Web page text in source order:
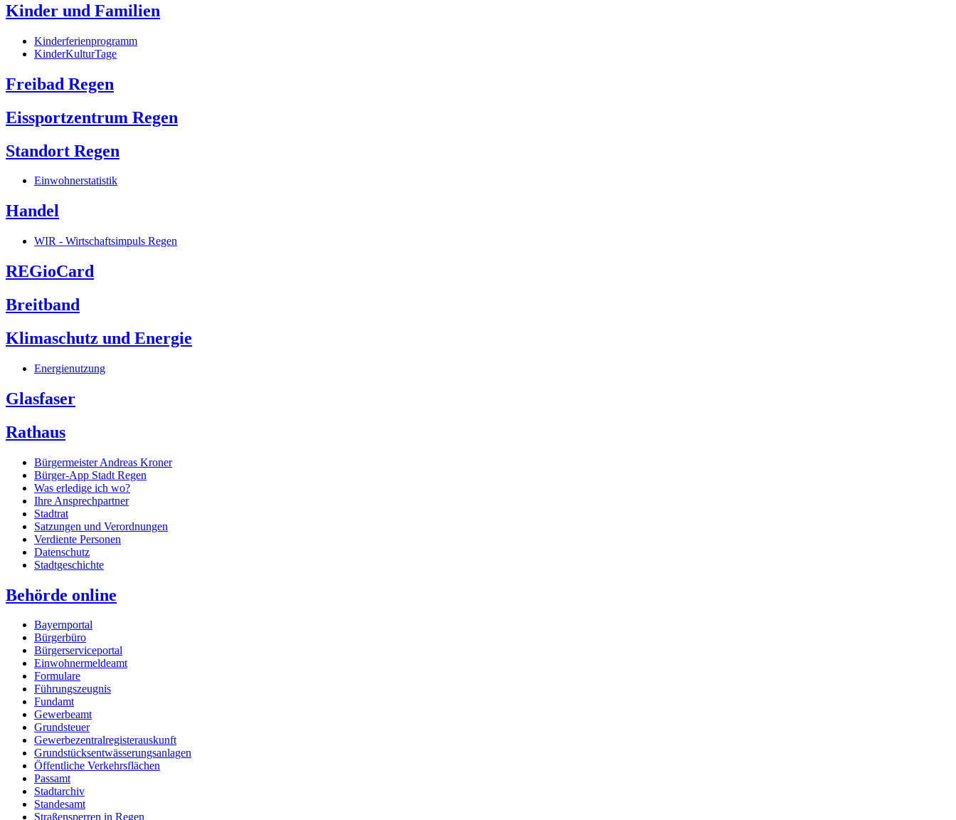
Kinder und Familien
Kinderferienprogramm
KinderKulturTage
Freibad Regen
Eissportzentrum Regen
Standort Regen
Einwohnerstatistik
Handel
WIR - Wirtschaftsimpuls Regen
REGioCard
Breitband
Klimaschutz und Energie
Energienutzung
Glasfaser
Rathaus
Bürgermeister Andreas Kroner
Bürger-App Stadt Regen
Was erledige ich wo?
Ihre Ansprechpartner
Stadtrat
Satzungen und Verordnungen
Verdiente Personen
Datenschutz
Stadtgeschichte
Behörde online
Bayernportal
Bürgerbüro
Bürgerserviceportal
Einwohnermeldeamt
Formulare
Führungszeugnis
Fundamt
Gewerbeamt
Grundsteuer
Gewerbezentralregisterauskunft
Grundstücksentwässerungsanlagen
Öffentliche Verkehrsflächen
Passamt
Stadtarchiv
Standesamt
Straßensperren in Regen